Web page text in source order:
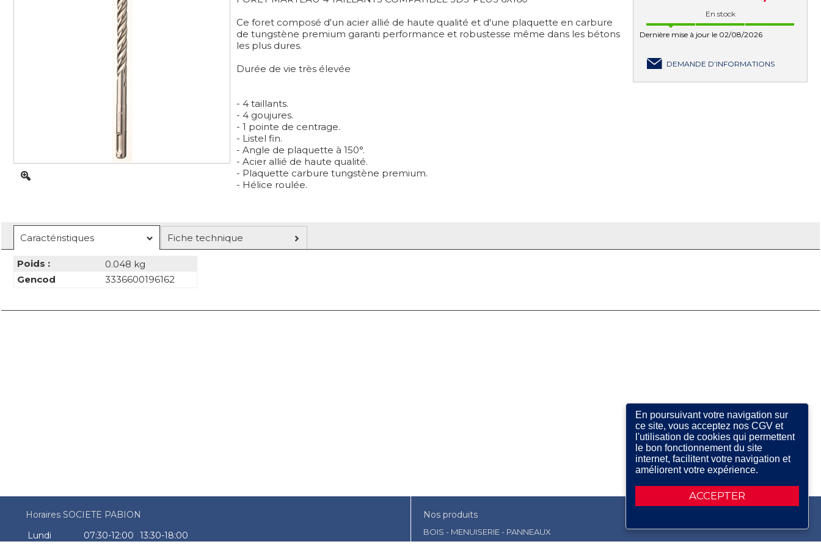
ACCEPTER
En poursuivant votre navigation sur
ce site, vous acceptez nos CGV et
l'utilisation de cookies qui permettent
le bon fonctionnement du site
internet, facilitent votre navigation et
améliorent votre expérience.
Ce foret composé d'un acier allié de haute qualité et d'une plaquette en carbure
de tungstène premium garanti performance et robustesse même dans les bétons
les plus dures.
Durée de vie très élevée
- 4 taillants.
- 4 goujures.
- 1 pointe de centrage.
- Listel fin.
- Angle de plaquette à 150°.
- Acier allié de haute qualité.
- Plaquette carbure tungstène premium.
- Hélice roulée.
En stock
Dernière mise à jour le 02/08/2026
DEMANDE D’INFORMATIONS
Caractéristiques Fiche technique
Poids :
0.048 kg
Gencod
3336600196162
Horaires SOCIETE PABION
Lundi
07:30-12:00
13:30-18:00
Nos produits
BOIS - MENUISERIE - PANNEAUX
AMENAGEMENT EXTERIEUR- JARDIN